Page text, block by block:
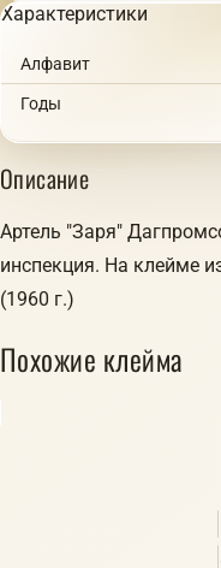
Характеристики
Алфавит
Годы
Описание
Артель "Заря"
инспекция. На клейме
(1960 г.)
Похожие клейма